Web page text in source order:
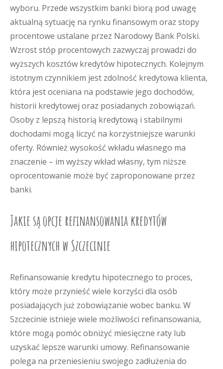
wyboru. Przede wszystkim banki biorą pod uwagę
aktualną sytuację na rynku finansowym oraz stopy
procentowe ustalane przez Narodowy Bank Polski.
Wzrost stóp procentowych zazwyczaj prowadzi do
wyższych kosztów kredytów hipotecznych. Kolejnym
istotnym czynnikiem jest zdolność kredytowa klienta,
która jest oceniana na podstawie jego dochodów,
historii kredytowej oraz posiadanych zobowiązań.
Osoby z lepszą historią kredytową i stabilnymi
dochodami mogą liczyć na korzystniejsze warunki
oferty. Również wysokość wkładu własnego ma
znaczenie – im wyższy wkład własny, tym niższe
oprocentowanie może być zaproponowane przez
banki.
Jakie są opcje refinansowania kredytów
hipotecznych w Szczecinie
Refinansowanie kredytu hipotecznego to proces,
który może przynieść wiele korzyści dla osób
posiadających już zobowiązanie wobec banku. W
Szczecinie istnieje wiele możliwości refinansowania,
które mogą pomóc obniżyć miesięczne raty lub
uzyskać lepsze warunki umowy. Refinansowanie
polega na przeniesieniu swojego zadłużenia do